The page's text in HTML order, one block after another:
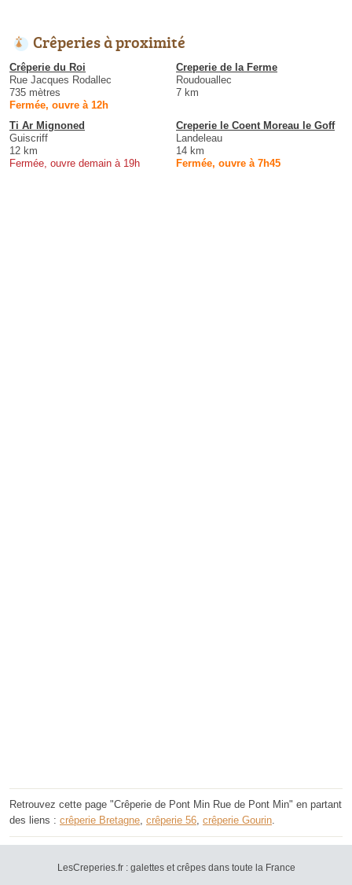
Crêperies à proximité
Crêperie du Roi
Rue Jacques Rodallec
735 mètres
Fermée, ouvre à 12h
Creperie de la Ferme
Roudouallec
7 km
Ti Ar Mignoned
Guiscriff
12 km
Fermée, ouvre demain à 19h
Creperie le Coent Moreau le Goff
Landeleau
14 km
Fermée, ouvre à 7h45
Retrouvez cette page "Crêperie de Pont Min Rue de Pont Min" en partant
des liens : crêperie Bretagne, crêperie 56, crêperie Gourin.
LesCreperies.fr : galettes et crêpes dans toute la France